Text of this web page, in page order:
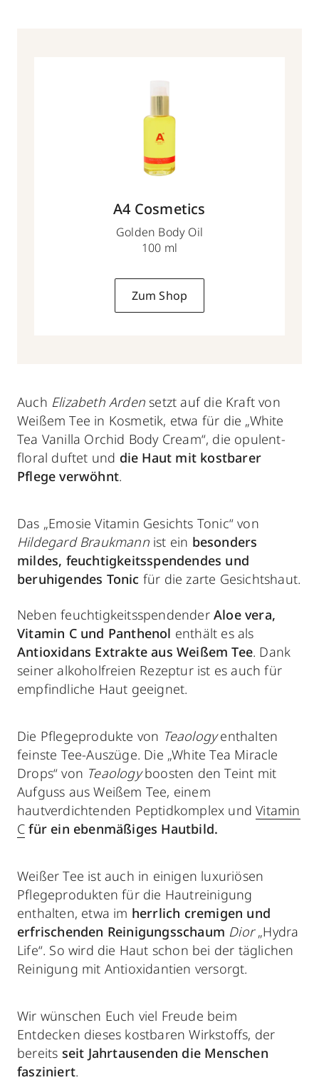
A4 Cosmetics
Golden Body Oil
100 ml
Zum Shop
Auch Elizabeth Arden setzt auf die Kraft von
Weißem Tee in Kosmetik, etwa für die „White
Tea Vanilla Orchid Body Cream“, die opulent-
floral duftet und die Haut mit kostbarer
Pflege verwöhnt.
Das „Emosie Vitamin Gesichts Tonic“ von
Hildegard Braukmannist ein besonders
mildes, feuchtigkeitsspendendes und
beruhigendes Tonic für die zarte Gesichtshaut.
Neben feuchtigkeitsspendender Aloe vera,
Vitamin C und Panthenol enthält es als
Antioxidans Extrakte aus Weißem Tee. Dank
seiner alkoholfreien Rezeptur ist es auch für
empfindliche Haut geeignet.
Die Pflegeprodukte von Teaologyenthalten
feinste Tee-Auszüge. Die „White Tea Miracle
Drops“ von Teaologyboosten den Teint mit
Aufguss aus Weißem Tee, einem
hautverdichtenden Peptidkomplex undVitamin
C für ein ebenmäßiges Hautbild.
Weißer Tee ist auch in einigen luxuriösen
Pflegeprodukten für die Hautreinigung
enthalten, etwa im herrlich cremigen und
erfrischenden Reinigungsschaum Dior„Hydra
Life“. So wird die Haut schon bei der täglichen
Reinigung mit Antioxidantien versorgt.
Wir wünschen Euch viel Freude beim
Entdecken dieses kostbaren Wirkstoffs, der
bereits seit Jahrtausenden die Menschen
fasziniert.